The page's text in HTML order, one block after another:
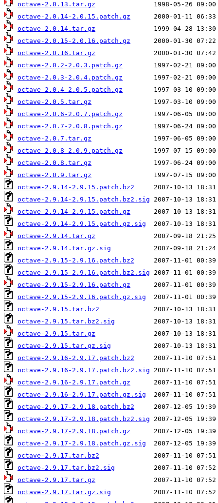
octave-2.0.13.tar.gz
octave-2.0.14-2.0.15.patch.gz
octave-2.0.14.tar.gz
octave-2.0.15-2.0.16.patch.gz
octave-2.0.16.tar.gz
octave-2.0.2-2.0.3.patch.gz
octave-2.0.3-2.0.4.patch.gz
octave-2.0.4-2.0.5.patch.gz
octave-2.0.5.tar.gz
octave-2.0.6-2.0.7.patch.gz
octave-2.0.7-2.0.8.patch.gz
octave-2.0.7.tar.gz
octave-2.0.8-2.0.9.patch.gz
octave-2.0.8.tar.gz
octave-2.0.9.tar.gz
octave-2.9.14-2.9.15.patch.bz2
octave-2.9.14-2.9.15.patch.bz2.sig
octave-2.9.14-2.9.15.patch.gz
octave-2.9.14-2.9.15.patch.gz.sig
octave-2.9.14.tar.gz
octave-2.9.14.tar.gz.sig
octave-2.9.15-2.9.16.patch.bz2
octave-2.9.15-2.9.16.patch.bz2.sig
octave-2.9.15-2.9.16.patch.gz
octave-2.9.15-2.9.16.patch.gz.sig
octave-2.9.15.tar.bz2
octave-2.9.15.tar.bz2.sig
octave-2.9.15.tar.gz
octave-2.9.15.tar.gz.sig
octave-2.9.16-2.9.17.patch.bz2
octave-2.9.16-2.9.17.patch.bz2.sig
octave-2.9.16-2.9.17.patch.gz
octave-2.9.16-2.9.17.patch.gz.sig
octave-2.9.17-2.9.18.patch.bz2
octave-2.9.17-2.9.18.patch.bz2.sig
octave-2.9.17-2.9.18.patch.gz
octave-2.9.17-2.9.18.patch.gz.sig
octave-2.9.17.tar.bz2
octave-2.9.17.tar.bz2.sig
octave-2.9.17.tar.gz
octave-2.9.17.tar.gz.sig